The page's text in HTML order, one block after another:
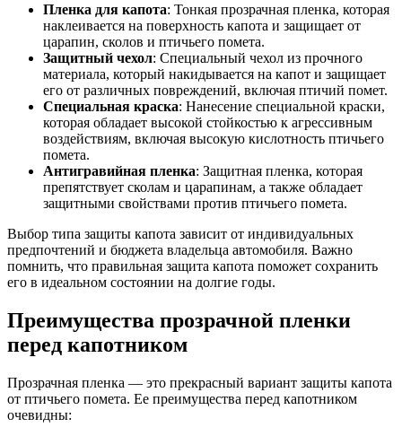
Пленка для капота: Тонкая прозрачная пленка, которая
наклеивается на поверхность капота и защищает от
царапин, сколов и птичьего помета.
Защитный чехол: Специальный чехол из прочного
материала, который накидывается на капот и защищает
его от различных повреждений, включая птичий помет.
Специальная краска: Нанесение специальной краски,
которая обладает высокой стойкостью к агрессивным
воздействиям, включая высокую кислотность птичьего
помета.
Антигравийная пленка: Защитная пленка, которая
препятствует сколам и царапинам, а также обладает
защитными свойствами против птичьего помета.
Выбор типа защиты капота зависит от индивидуальных
предпочтений и бюджета владельца автомобиля. Важно
помнить, что правильная защита капота поможет сохранить
его в идеальном состоянии на долгие годы.
Преимущества прозрачной пленки
перед капотником
Прозрачная пленка — это прекрасный вариант защиты капота
от птичьего помета. Ее преимущества перед капотником
очевидны: